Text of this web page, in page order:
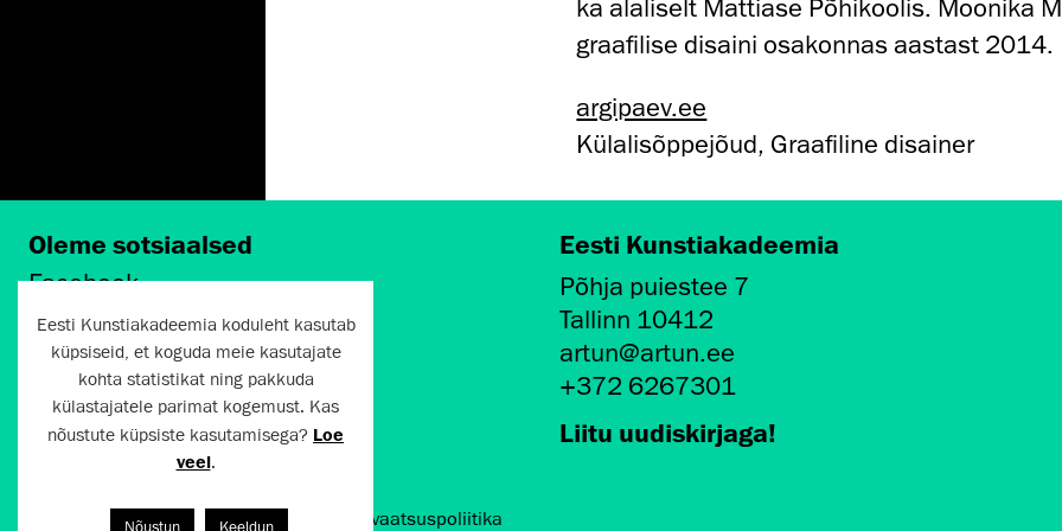
ka alaliselt Mattiase Põhikoolis. Moonika
graafilise disaini osakonnas aastast 2014.
argipaev.ee
Külalisõppejõud, Graafiline disainer
Oleme sotsiaalsed
Facebook
Twitter
LinkedIn
Flickr
Vimeo
YouTube
Eesti Kunstiakadeemia
Põhja puiestee 7
Tallinn 10412
artun@artun.ee
+372 6267301
Liitu uudiskirjaga!
Artun.ee 2024 Kasutustingimused ja privaatsuspoliitika
Eesti Kunstiakadeemia koduleht kasutab
küpsiseid, et koguda meie kasutajate
kohta statistikat ning pakkuda
külastajatele parimat kogemust. Kas
nõustute küpsiste kasutamisega? Loe
veel.
Nõustun Keeldun